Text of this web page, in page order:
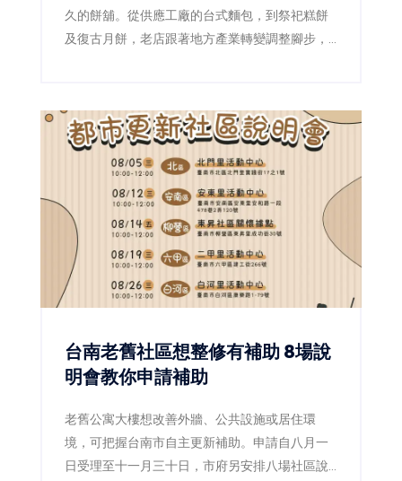
久的餅舖。從供應工廠的台式麵包，到祭祀糕餅
及復古月餅，老店跟著地方產業轉變調整腳步，
台南老舊社區想整修有補助 8場說
明會教你申請補助
老舊公寓大樓想改善外牆、公共設施或居住環
境，可把握台南市自主更新補助。申請自八月一
日受理至十一月三十日，市府另安排八場社區說